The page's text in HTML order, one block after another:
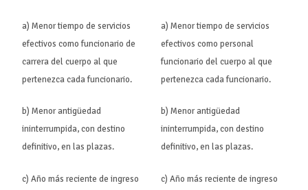
a) Menor tiempo de servicios
efectivos como funcionario de
carrera del cuerpo al que
pertenezca cada funcionario.
b) Menor antigüedad
ininterrumpida, con destino
definitivo, en las plazas.
c) Año más reciente de ingreso
a) Menor tiempo de servicios
efectivos como personal
funcionario del cuerpo al que
pertenezca cada funcionario.
b) Menor antigüedad
ininterrumpida, con destino
definitivo, en las plazas.
c) Año más reciente de ingreso